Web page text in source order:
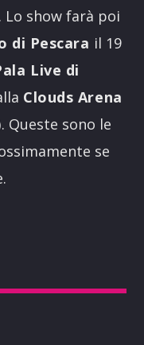
. Lo show farà poi
di Pescara il 19
Live di
Clouds Arena
. Queste sono le
se